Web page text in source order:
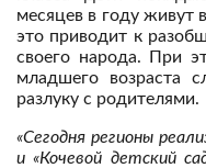
месяцев в году живут
это приводит к
своего народа. При
младшего возраста
разлуку с родителями.
«Сегодня регионы
и «Кочевой детский